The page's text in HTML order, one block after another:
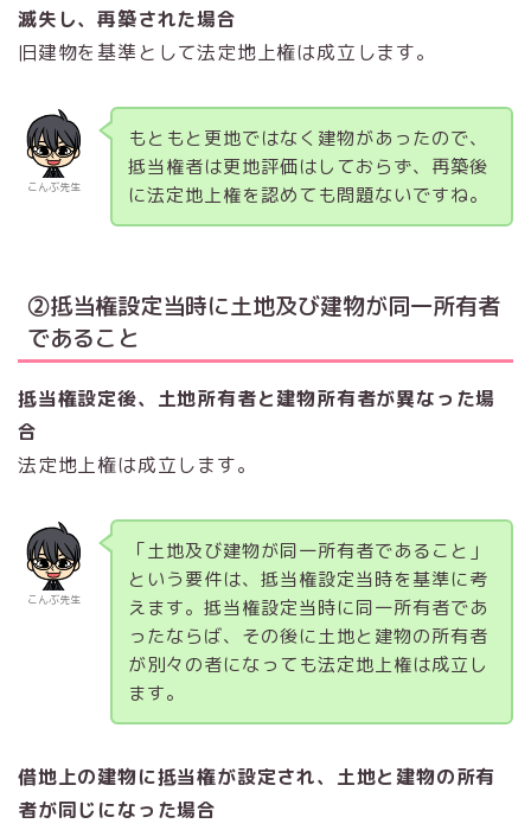
滅失し、再築された場合
旧建物を基準として法定地上権は成立します。
こんぶ先生
もともと更地ではなく建物があったので、
抵当権者は更地評価はしておらず、再築後
に法定地上権を認めても問題ないですね。
②抵当権設定当時に土地及び建物が同一所有者
であること
抵当権設定後、土地所有者と建物所有者が異なった場
合
法定地上権は成立します。
こんぶ先生
「土地及び建物が同一所有者であること」
という要件は、抵当権設定当時を基準に考
えます。抵当権設定当時に同一所有者であ
ったならば、その後に土地と建物の所有者
が別々の者になっても法定地上権は成立し
ます。
借地上の建物に抵当権が設定され、土地と建物の所有
者が同じになった場合